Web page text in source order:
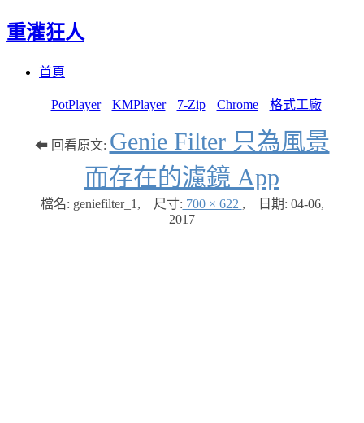
重灌狂人
首頁
PotPlayer KMPlayer 7-Zip Chrome 格式工廠
⬅ 回看原文: Genie Filter 只為風景
而存在的濾鏡 App
檔名: geniefilter_1 , 尺寸: 700 × 622 , 日期: 04-06,
2017